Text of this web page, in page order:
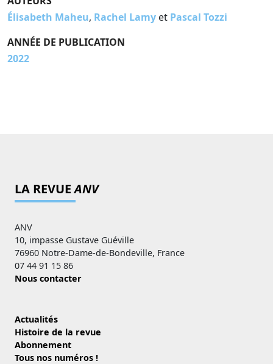
Élisabeth Maheu, Rachel Lamy et Pascal Tozzi
ANNÉE DE PUBLICATION
2022
LA REVUEANV
ANV
10, impasse Gustave Guéville
76960 Notre-Dame-de-Bondeville, France
07 44 91 15 86
Nous contacter
Actualités
Histoire de la revue
Abonnement
Tous nos numéros !